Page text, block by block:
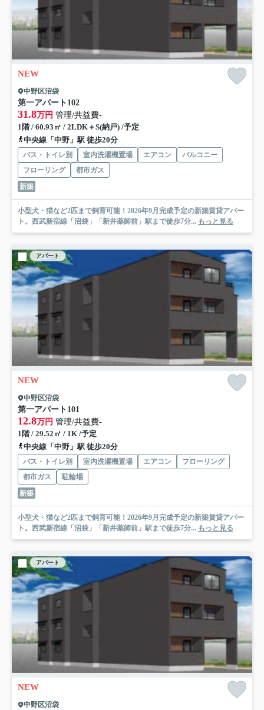
NEW
中野区沼袋
第一アパート 102
31.8万円 管理/共益費-
1階 / 60.93㎡ / 2LDK＋S(納戸) /予定
中央線「中野」駅 徒歩20分
バス・トイレ別 室内洗濯機置場 エアコン
バルコニー
フローリング
都市ガス
新築
小型犬・猫など2匹まで飼育可能！2026年9月完成予定の新築賃貸アパー
ト。西武新宿線「沼袋」「新井薬師前」駅まで徒歩7分... もっと見る
アパート
NEW
中野区沼袋
第一アパート 101
12.8万円 管理/共益費-
1階 / 29.52㎡ / 1K /予定
中央線「中野」駅 徒歩20分
バス・トイレ別 室内洗濯機置場 エアコン
フローリング
都市ガス
駐輪場
新築
小型犬・猫など2匹まで飼育可能！2026年9月完成予定の新築賃貸アパー
ト。西武新宿線「沼袋」「新井薬師前」駅まで徒歩7分... もっと見る
アパート
NEW
中野区沼袋